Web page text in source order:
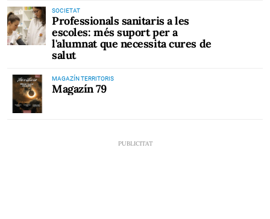
SOCIETAT
Professionals sanitaris a les
escoles: més suport per a
l'alumnat que necessita cures de
salut
MAGAZÍN TERRITORIS
Magazín 79